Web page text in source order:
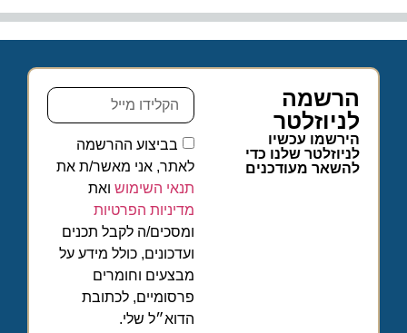
הרשמה
לניוזלטר
הירשמו עכשיו
לניוזלטר שלנו כדי
להשאר מעודכנים
בביצוע ההרשמה
לאתר, אני מאשר/ת את
תנאי השימושואת
מדיניות הפרטיות
ומסכים/ה לקבל תכנים
ועדכונים, כולל מידע על
מבצעים וחומרים
פרסומיים, לכתובת
הדוא״ל שלי.